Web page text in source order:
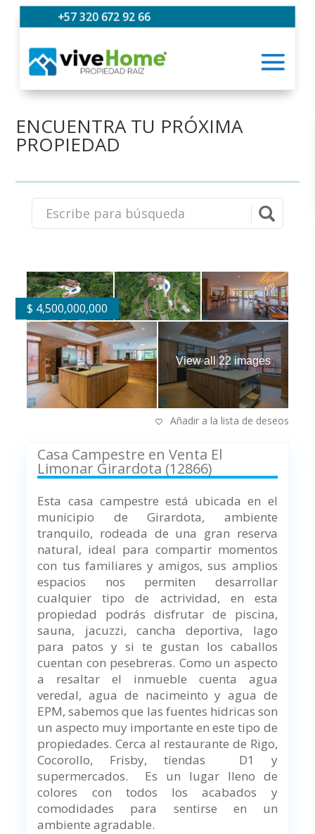
+57 320 672 92 66
ENCUENTRA TU PRÓXIMA
PROPIEDAD
$ 4,500,000,000
View all 22 images
Añadir a la lista de deseos
Casa Campestre en Venta El
Limonar Girardota (12866)
Esta casa campestre está ubicada en el
municipio de Girardota, ambiente
tranquilo, rodeada de una gran reserva
natural, ideal para compartir momentos
con tus familiares y amigos, sus amplios
espacios nos permiten desarrollar
cualquier tipo de actrividad, en esta
propiedad podrás disfrutar de piscina,
sauna, jacuzzi, cancha deportiva, lago
para patos y si te gustan los caballos
cuentan con pesebreras. Como un aspecto
a resaltar el inmueble cuenta agua
veredal, agua de nacimeinto y agua de
EPM, sabemos que las fuentes hidricas son
un aspecto muy importante en este tipo de
propiedades.Cerca al restaurante de Rigo,
Cocorollo, Frisby, tiendas D1 y
supermercados. Es un lugar lleno de
colores con todos los acabados y
comodidades para sentirse en un
ambiente agradable.